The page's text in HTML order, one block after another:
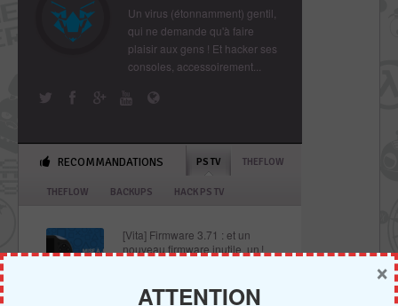
Un virus (étonnamment) gentil,
qui ne demande qu'à faire
plaisir aux gens ! Et hacker ses
consoles, accessoirement...
RECOMMANDATIONS PS TV THEFLOW
THEFLOW BACKUPS HACK PS TV
[Vita] Firmware 3.71 : et un
nouveau firmware inutile, un !
ATTENTION
×